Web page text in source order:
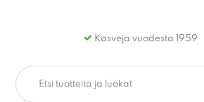
Kasveja vuodesta 1959